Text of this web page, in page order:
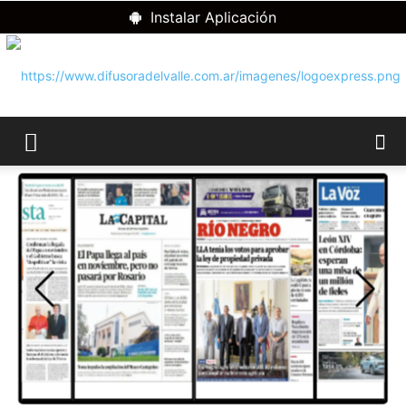
Instalar Aplicación
DIFUSORA
DEL
VALLE